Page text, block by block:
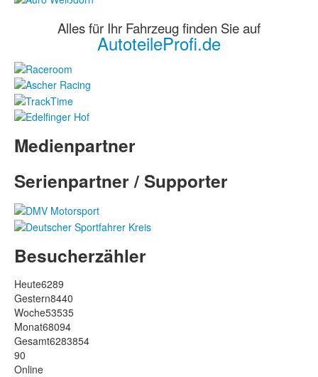
Alles für Ihr Fahrzeug finden Sie auf
AutoteileProfi.de
Medienpartner
Serienpartner / Supporter
Besucherzähler
Heute6289
Gestern8440
Woche53535
Monat68094
Gesamt6283854
90
Online